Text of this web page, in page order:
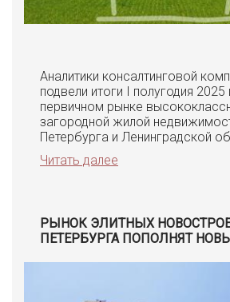
Аналитики консалтинговой
подвели итоги I полугодия 2025
первичном рынке
загородной жилой
Петербурга и Ленинградской
Читать далее
РЫНОК ЭЛИТНЫХ
ПЕТЕРБУРГА ПОПОЛНЯТ